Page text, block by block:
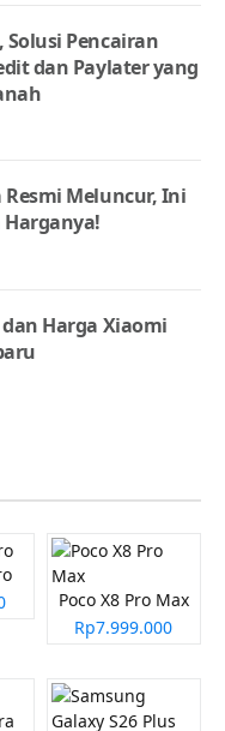
Solusi Pencairan
dan Paylater yang
Resmi Meluncur, Ini
Harganya!
dan Harga Xiaomi
Poco X8 Pro Max
Rp7.999.000